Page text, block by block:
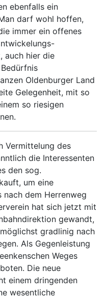
ebenfalls ein
darf wohl hoffen,
immer ein offenes
auch hier die
Oldenburger Land
Gelegenheit, mit so
so riesigen
Vermittelung des
die Interessenten
den sog.
um eine
nach dem Herrenweg
hat sich jetzt mit
gewandt,
gradlinig nach
Als Gegenleistung
Weges
Die neue
einem dringenden
wesentliche